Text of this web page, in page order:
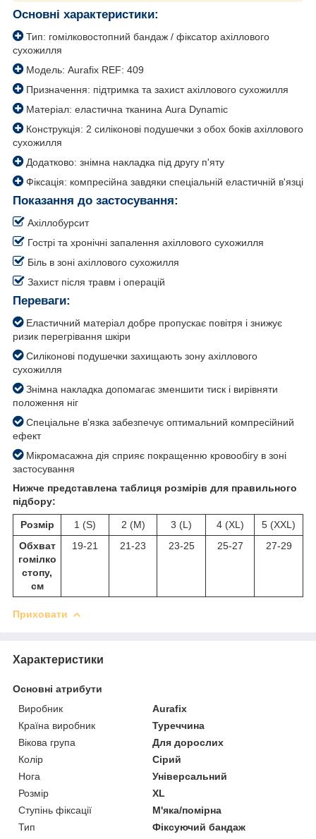
Основні характеристики:
Тип: гомілковостопний бандаж / фіксатор ахіллового
сухожилля
Модель: Aurafix REF: 409
Призначення: підтримка та захист ахіллового сухожилля
Матеріал: еластична тканина Aura Dynamic
Конструкція: 2 силіконові подушечки з обох боків ахіллового
сухожилля
Додатково: знімна накладка під другу п'яту
Фіксація: компресійна завдяки спеціальній еластичній в'язці
Показання до застосування:
Ахіллобурсит
Гострі та хронічні запалення ахіллового сухожилля
Біль в зоні ахіллового сухожилля
Захист після травм і операцій
Переваги:
Еластичний матеріал добре пропускає повітря і знижує
ризик перегрівання шкіри
Силіконові подушечки захищають зону ахіллового
сухожилля
Знімна накладка допомагає зменшити тиск і вирівняти
положення ніг
Спеціальне в'язка забезпечує оптимальний компресійний
ефект
Мікромасажна дія сприяє покращенню кровообігу в зоні
застосування
Нижче представлена таблиця розмірів для правильного
підбору:
Розмір 1 (S) 2 (M) 3 (L) 4 (XL)
5 (XXL)
Обхват
гомілко
стопу,
см
19-21 21-23 23-25 25-27 27-29
Приховати
Характеристики
Основні атрибути
Виробник
Aurafix
Країна виробник
Туреччина
Вікова група
Для дорослих
Колір
Сірий
Нога
Універсальний
Розмір
XL
Ступінь фіксації
М'яка/помірна
Тип
Фіксуючий бандаж